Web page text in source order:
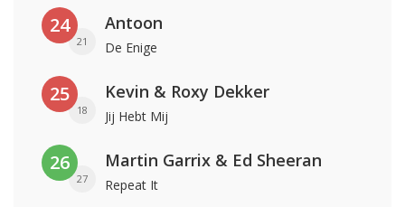
24
21
Antoon
De Enige
25
18
Kevin & Roxy Dekker
Jij Hebt Mij
26
27
Martin Garrix & Ed Sheeran
Repeat It